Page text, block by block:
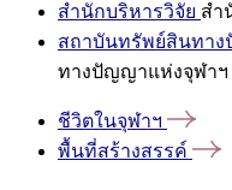
สำนักบริหารวิจัย สำ
สถาบันทรัพย์สินทา
ทางปัญญาแห่งจุฬาฯ
ชีวิตในจุฬาฯ
พื้นที่สร้างสรรค์